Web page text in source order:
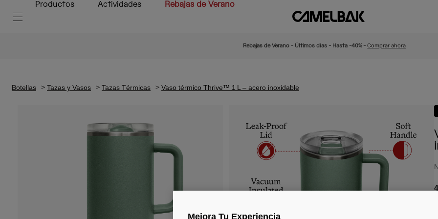
Productos Actividades Rebajas de Verano
Rebajas de Verano - Últimos días - Hasta -40% -Comprar ahora
Botellas Tazas y Vasos Tazas Térmicas Vaso térmico Thrive™ 1 L – acero inoxidable
Mejora Tu Experiencia